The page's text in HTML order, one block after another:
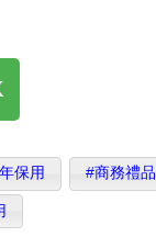
保用 #商務禮品